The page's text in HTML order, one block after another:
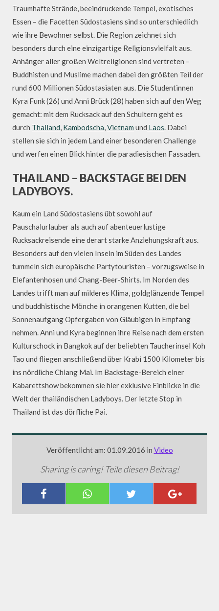
Traumhafte Strände, beeindruckende Tempel, exotisches
Essen – die Facetten Südostasiens sind so unterschiedlich
wie ihre Bewohner selbst. Die Region zeichnet sich
besonders durch eine einzigartige Religionsvielfalt aus.
Anhänger aller großen Weltreligionen sind vertreten –
Buddhisten und Muslime machen dabei den größten Teil der
rund 600 Millionen Südostasiaten aus. Die Studentinnen
Kyra Funk (26) und Anni Brück (28) haben sich auf den Weg
gemacht: mit dem Rucksack auf den Schultern geht es
durch Thailand Kambodscha Vietnam und Laos . Dabei
stellen sie sich in jedem Land einer besonderen Challenge
und werfen einen Blick hinter die paradiesischen Fassaden.
THAILAND – BACKSTAGE BEI DEN
LADYBOYS.
Kaum ein Land Südostasiens übt sowohl auf
Pauschalurlauber als auch auf abenteuerlustige
Rucksackreisende eine derart starke Anziehungskraft aus.
Besonders auf den vielen Inseln im Süden des Landes
tummeln sich europäische Partytouristen – vorzugsweise in
Elefantenhosen und Chang-Beer-Shirts. Im Norden des
Landes trifft man auf milderes Klima, goldglänzende Tempel
und buddhistische Mönche in orangenen Kutten, die bei
Sonnenaufgang Opfergaben von Gläubigen in Empfang
nehmen. Anni und Kyra beginnen ihre Reise nach dem ersten
Kulturschock in Bangkok auf der beliebten Taucherinsel Koh
Tao und fliegen anschließend über Krabi 1500 Kilometer bis
ins nördliche Chiang Mai. Im Backstage-Bereich einer
Kabarettshow bekommen sie hier exklusive Einblicke in die
Welt der thailändischen Ladyboys. Der letzte Stop in
Thailand ist das dörfliche Pai.
Veröffentlicht am: 01.09.2016 in Video
Sharing is caring! Teile diesen Beitrag!